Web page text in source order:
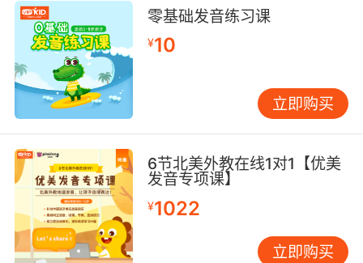
零基础发音练习课
¥10
立即购买
6节北美外教在线1对1【优美
发音专项课】
¥1022
立即购买